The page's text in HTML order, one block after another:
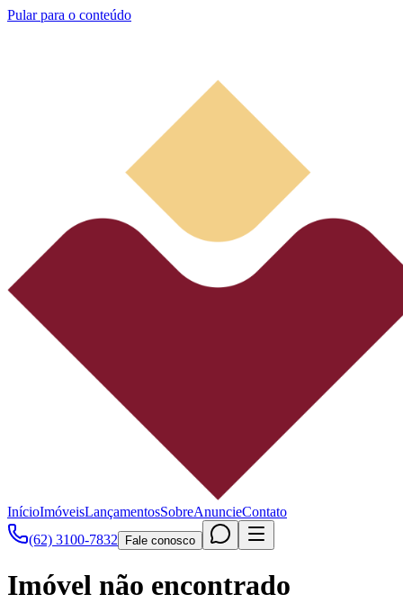
Pular para o conteúdo
InícioImóveisLançamentosSobreAnuncieContato
(62) 3100-7832
Fale conosco
Imóvel não encontrado